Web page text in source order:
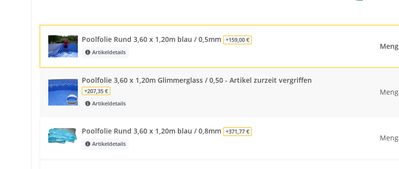
Poolfolie Rund 3,60 x 1,20m blau / 0,5mm
+159,00 €
Artikeldetails
Poolfolie 3,60 x 1,20m Glimmerglass / 0,50 - Artikel zurzeit vergriffen
+207,35 €
Artikeldetails
Poolfolie Rund 3,60 x 1,20m blau / 0,8mm
+371,77 €
Artikeldetails